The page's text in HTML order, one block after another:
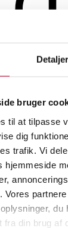
Detaljer
bruger
til at tilpasse
dig
trafik. Vi
hjemmeside
Vores
du
fra din brug af
and rugs
This auction is
4,000
ITEM
6408933